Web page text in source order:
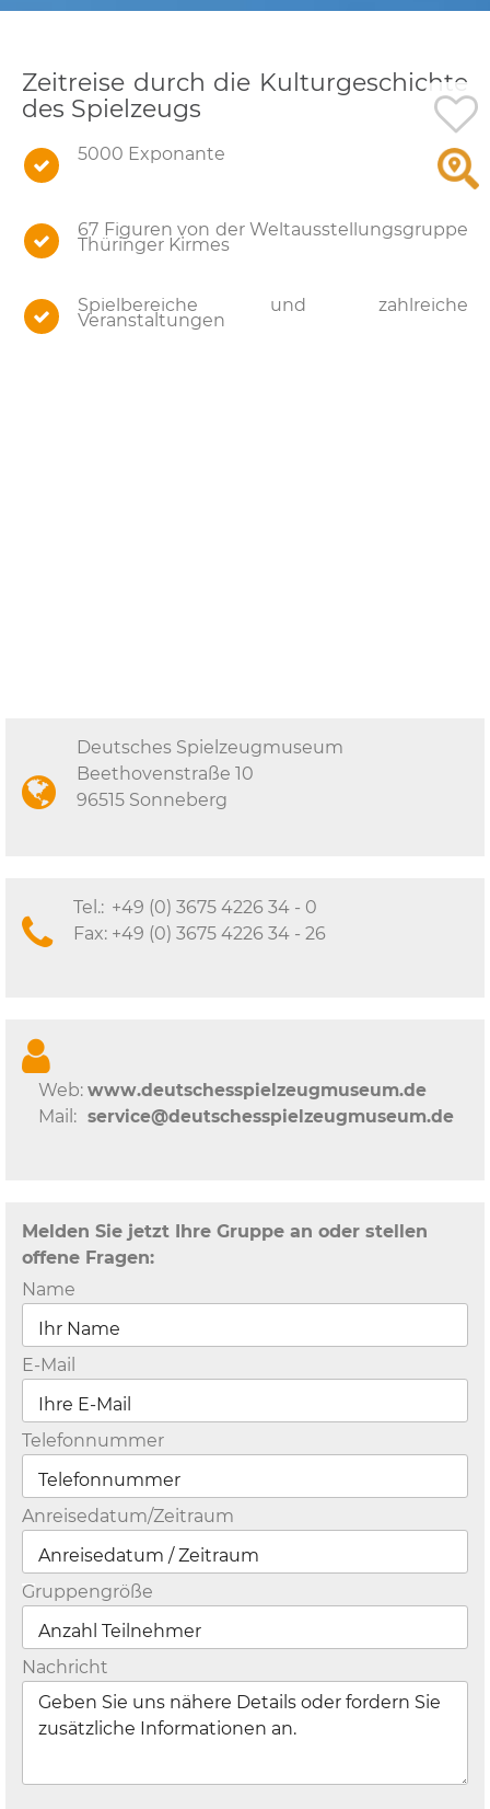
Zeitreise durch die Kulturgeschichte
des Spielzeugs
5000 Exponante
67 Figuren von der Weltausstellungsgruppe
Thüringer Kirmes
Spielbereiche und zahlreiche
Veranstaltungen
Deutsches Spielzeugmuseum
Beethovenstraße 10
96515 Sonneberg
Tel.: +49 (0) 3675 4226 34 - 0
Fax: +49 (0) 3675 4226 34 - 26
Web: www.deutschesspielzeugmuseum.de
Mail: service@deutschesspielzeugmuseum.de
Melden Sie jetzt Ihre Gruppe an oder stellen
offene Fragen:
Name
E-Mail
Telefonnummer
Anreisedatum/Zeitraum
Gruppengröße
Nachricht